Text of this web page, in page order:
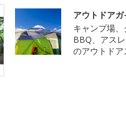
アウトドアガ
キャンプ場
BBQ、アス
のアウトド